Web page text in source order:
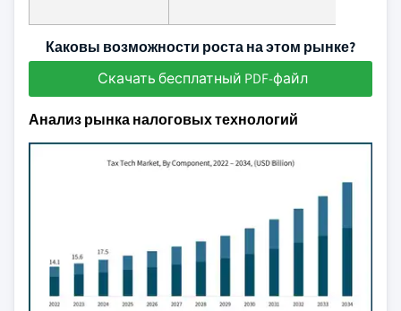
Каковы возможности роста на этом рынке?
Скачать бесплатный PDF-файл
Анализ рынка налоговых технологий